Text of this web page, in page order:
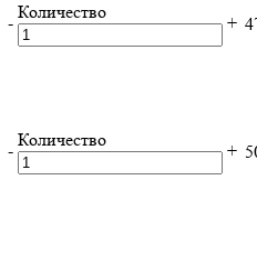
-
Количество
+
-
Количество
+